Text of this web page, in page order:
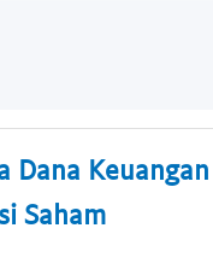
Dana Keuangan
Saham